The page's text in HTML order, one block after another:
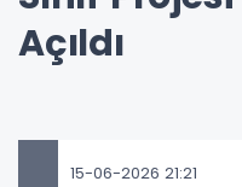
Açıldı
15-06-2026 21:21